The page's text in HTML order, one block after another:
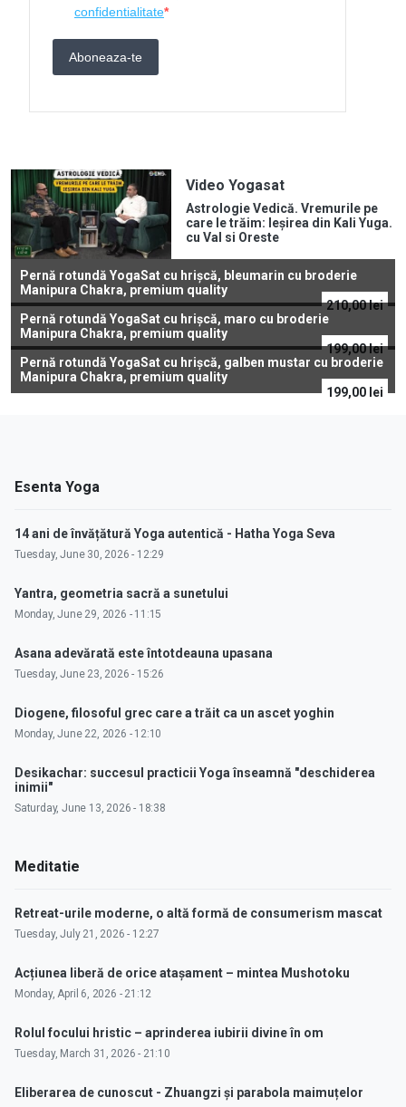
Video Yogasat
Astrologie Vedică. Vremurile pe
care le trăim: Ieșirea din Kali Yuga.
cu Val si Oreste
Pernă rotundă YogaSat cu hrișcă, bleumarin cu broderie
Manipura Chakra, premium quality
210,00lei
Pernă rotundă YogaSat cu hrișcă, maro cu broderie
Manipura Chakra, premium quality
199,00lei
Pernă rotundă YogaSat cu hrișcă, galben mustar cu broderie
Manipura Chakra, premium quality
199,00 lei
Esenta Yoga
14 ani de învățătură Yoga autentică - Hatha Yoga Seva
Tuesday, June 30, 2026 - 12:29
Yantra, geometria sacră a sunetului
Monday, June 29, 2026 - 11:15
Asana adevărată este întotdeauna upasana
Tuesday, June 23, 2026 - 15:26
Diogene, filosoful grec care a trăit ca un ascet yoghin
Monday, June 22, 2026 - 12:10
Desikachar: succesul practicii Yoga înseamnă "deschiderea
inimii"
Saturday, June 13, 2026 - 18:38
Meditatie
Retreat-urile moderne, o altă formă de consumerism mascat
Tuesday, July 21, 2026 - 12:27
Acțiunea liberă de orice atașament – mintea Mushotoku
Monday, April 6, 2026 - 21:12
Rolul focului hristic – aprinderea iubirii divine în om
Tuesday, March 31, 2026 - 21:10
Eliberarea de cunoscut - Zhuangzi și parabola maimuțelor